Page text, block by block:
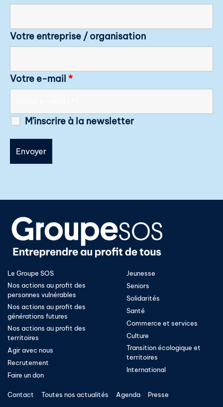
Votre entreprise / organisation
Votre e-mail *
M'inscrire à la newsletter
Le Groupe SOS
Nos actions au profit des
personnes vulnérables
Nos actions au profit des
générations futures
Nos actions au profit des
territoires
Agir avec nous
Recrutement
Faire un don
Jeunesse
Seniors
Solidarités
Santé
Commerce et services
Culture
Transition écologique et
territoires​
International
Contact Toutes nos actualités Agenda Presse